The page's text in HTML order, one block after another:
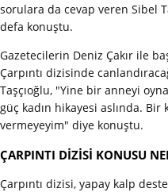
sorulara da cevap veren Sibel
defa konuştu.
Gazetecilerin Deniz Çakır ile
Çarpıntı dizisinde
Taşçıoğlu, "Yine bir anneyi
güç kadın hikayesi aslında.
vermeyeyim" diye konuştu.
ÇARPINTI DİZİSİ KONUSU
Çarpıntı dizisi, yapay kalp